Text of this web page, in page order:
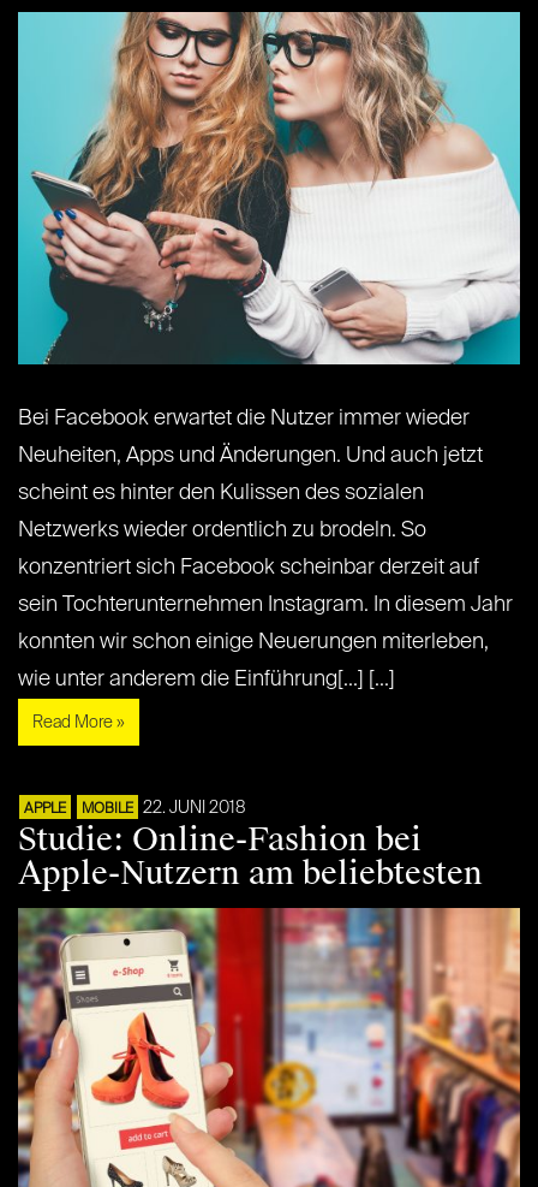
Bei Facebook erwartet die Nutzer immer wieder
Neuheiten, Apps und Änderungen. Und auch jetzt
scheint es hinter den Kulissen des sozialen
Netzwerks wieder ordentlich zu brodeln. So
konzentriert sich Facebook scheinbar derzeit auf
sein Tochterunternehmen Instagram. In diesem Jahr
konnten wir schon einige Neuerungen miterleben,
wie unter anderem die Einführung[...] [...]
Read More »
APPLE MOBILE 22. JUNI 2018
Studie: Online-Fashion bei
Apple-Nutzern am beliebtesten